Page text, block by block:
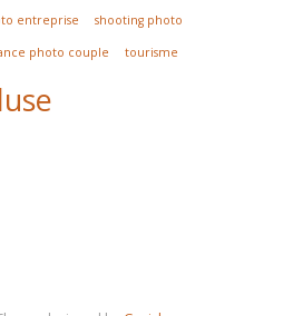
entreprise shooting photo
photo couple tourisme